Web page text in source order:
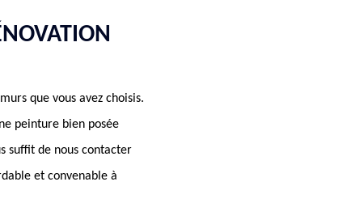
que vous avez choisis.
peinture bien posée
suffit de nous contacter
et convenable à